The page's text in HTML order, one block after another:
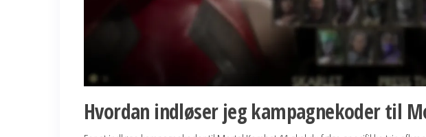
Hvordan indløser jeg kampagnekoder til